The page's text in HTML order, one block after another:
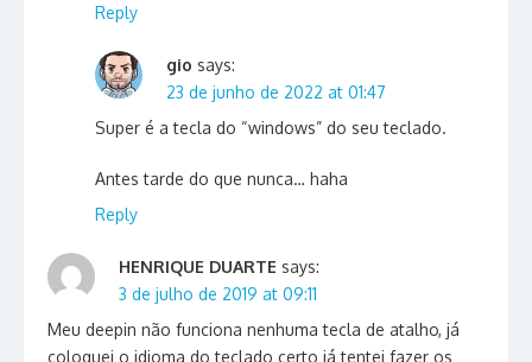
Reply
gio says:
23 de junho de 2022 at 01:47
Super é a tecla do “windows” do seu teclado.
Antes tarde do que nunca… haha
Reply
HENRIQUE DUARTE says:
3 de julho de 2019 at 09:11
Meu deepin não funciona nenhuma tecla de atalho, já
coloquei o idioma do teclado certo já tentei fazer os